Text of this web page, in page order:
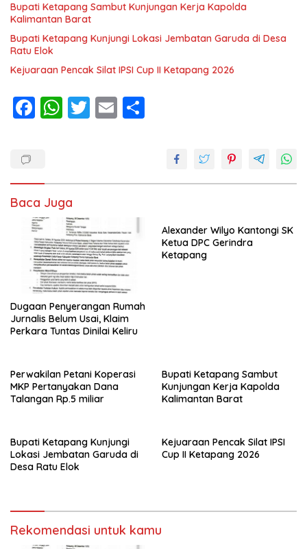
Bupati Ketapang Sambut Kunjungan Kerja Kapolda
Kalimantan Barat
Bupati Ketapang Kunjungi Lokasi Jembatan Garuda di Desa
Ratu Elok
Kejuaraan Pencak Silat IPSI Cup II Ketapang 2026
F
o
o
k
W
A
p
p
T E
Baca Juga
Dugaan Penyerangan Rumah
Jurnalis Belum Usai, Klaim
Perkara Tuntas Dinilai Keliru
Alexander Wilyo Kantongi SK
Ketua DPC Gerindra
Ketapang
Perwakilan Petani Koperasi
MKP Pertanyakan Dana
Talangan Rp.5 miliar
Bupati Ketapang Sambut
Kunjungan Kerja Kapolda
Kalimantan Barat
Bupati Ketapang Kunjungi
Lokasi Jembatan Garuda di
Desa Ratu Elok
Kejuaraan Pencak Silat IPSI
Cup II Ketapang 2026
Rekomendasi untuk kamu